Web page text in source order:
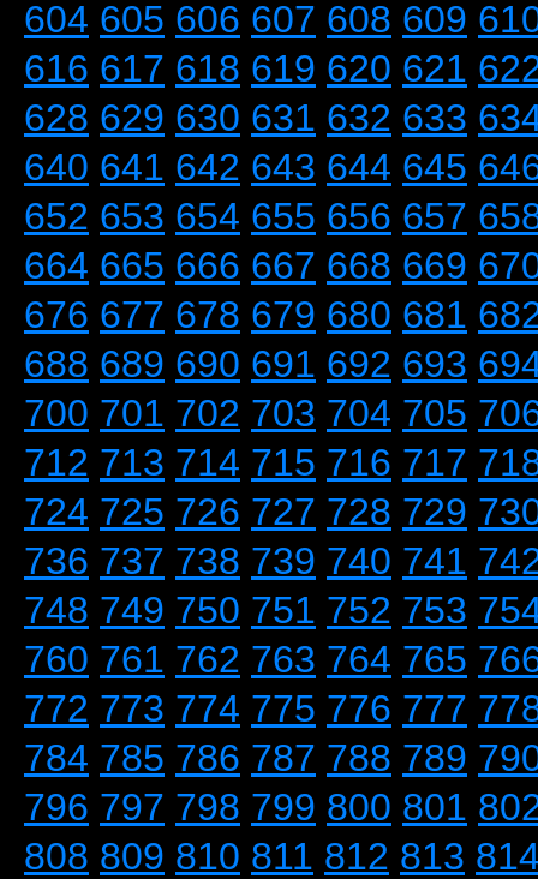
604 605 606 607 608 609
616 617 618 619 620 621
628 629 630 631 632 633
640 641 642 643 644 645
652 653 654 655 656 657
664 665 666 667 668 669
676 677 678 679 680 681
688 689 690 691 692 693
700 701 702 703 704 705
712 713 714 715 716 717
724 725 726 727 728 729
736 737 738 739 740 741
748 749 750 751 752 753
760 761 762 763 764 765
772 773 774 775 776 777
784 785 786 787 788 789
796 797 798 799 800 801
808 809 810 811 812 813